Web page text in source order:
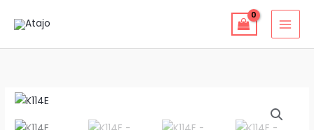
K114E
cantidad